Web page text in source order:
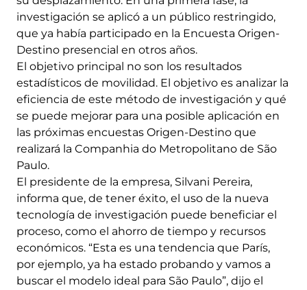
investigación se aplicó a un público restringido,
que ya había participado en la Encuesta Origen-
Destino presencial en otros años.
El objetivo principal no son los resultados
estadísticos de movilidad. El objetivo es analizar la
eficiencia de este método de investigación y qué
se puede mejorar para una posible aplicación en
las próximas encuestas Origen-Destino que
realizará la Companhia do Metropolitano de São
Paulo.
El presidente de la empresa, Silvani Pereira,
informa que, de tener éxito, el uso de la nueva
tecnología de investigación puede beneficiar el
proceso, como el ahorro de tiempo y recursos
económicos. “Esta es una tendencia que París,
por ejemplo, ya ha estado probando y vamos a
buscar el modelo ideal para São Paulo”, dijo el